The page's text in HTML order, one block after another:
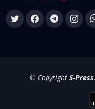
© Copyright S-Press.